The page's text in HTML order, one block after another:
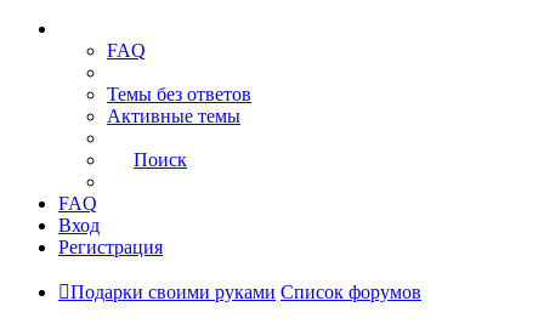
FAQ
Темы без ответов
Активные темы
Поиск
FAQ
Вход
Регистрация
Подарки своими руками Список форумов